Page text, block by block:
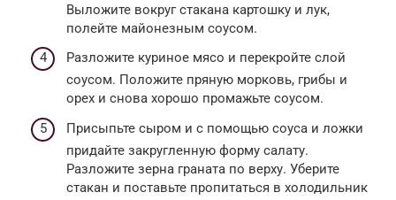
Выложите вокруг стакана картошку и лук,
полейте майонезным соусом.
Разложите куриное мясо и перекройте слой
соусом. Положите пряную морковь, грибы и
орех и снова хорошо промажьте соусом.
Присыпьте сыром и с помощью соуса и ложки
придайте закругленную форму салату.
Разложите зерна граната по верху. Уберите
стакан и поставьте пропитаться в холодильник